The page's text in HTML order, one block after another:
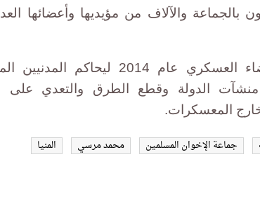
والآلاف من مؤيديها وأعضائها
ووسعت مصر صلاحيات القضاء العسكري عام 2014 ليحاكم
الدولة وقطع الطرق والتعدي على
المعسكرات.
جماعة الإخوان المسلمين محمد مرسي
المنيا